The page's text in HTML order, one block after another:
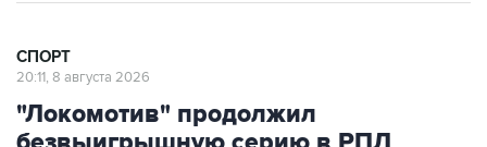
"Локомотив" продолжил
безвыигрышную серию в РПЛ